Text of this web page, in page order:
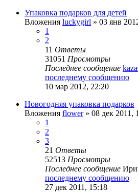
Упаковка подарков для детей
Вложения luckygirl » 03 янв
1
2
11 Ответы
31051 Просмотры
Последнее сообщение
последнему сообщению
10 мар 2012, 22:20
Новогодняя упаковка подарков
Вложения flower» 08 дек 2011,
1
2
3
21 Ответы
52513 Просмотры
Последнее сообщение
последнему сообщению
27 дек 2011, 15:18